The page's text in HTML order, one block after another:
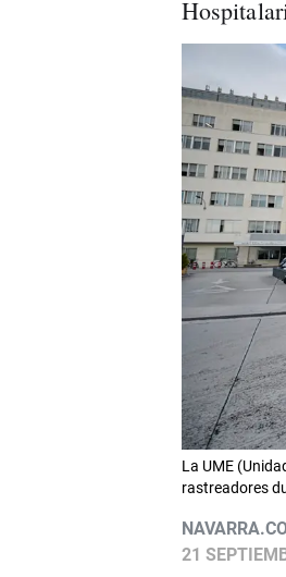
La UME
rastreadores
21